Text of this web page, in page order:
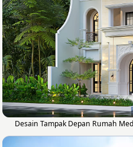
Desain Tampak Depan Rumah